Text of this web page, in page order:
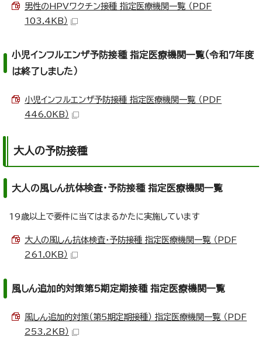
男性のHPVワクチン接種 指定医療機関一覧 （PDF
103.4KB）
小児インフルエンザ予防接種 指定医療機関一覧（令和7年度
は終了しました）
小児インフルエンザ予防接種 指定医療機関一覧 （PDF
446.0KB）
大人の予防接種
大人の風しん抗体検査・予防接種 指定医療機関一覧
19歳以上で要件に当てはまるかたに実施しています
大人の風しん抗体検査・予防接種 指定医療機関一覧 （PDF
261.0KB）
風しん追加的対策第5期定期接種 指定医療機関一覧
風しん追加的対策（第5期定期接種） 指定医療機関一覧 （PDF
253.2KB）